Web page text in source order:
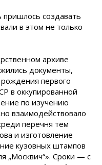
пришлось создавать
в этом не только
архиве
документы,
первого
в оккупированной
по изучению
взаимодействовало
перечня тем
и изготовление
кузовных штампов
„Москвич“». Сроки — с